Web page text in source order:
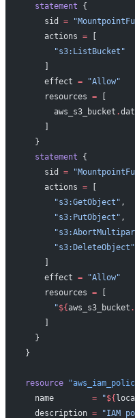
  statement
{
    sid
=
    actions
= [
      "s3:ListBucket"
    ]
    effect
= "Allow"
    resources
= [
      aws_s3_bucket
.
    ]
  }
  statement
{
    sid
=
    actions
= [
      "s3:GetObject"
,
      "s3:PutObject"
,
      "s3:DeleteObject"
    ]
    effect
= "Allow"
    resources
= [
      "
${aws_s3_bucket .
    ]
  }
}
resource
  name
        =
"${
  description
= "IAM